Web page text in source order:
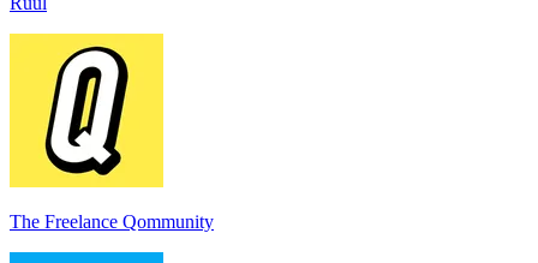
The Freelance Qommunity